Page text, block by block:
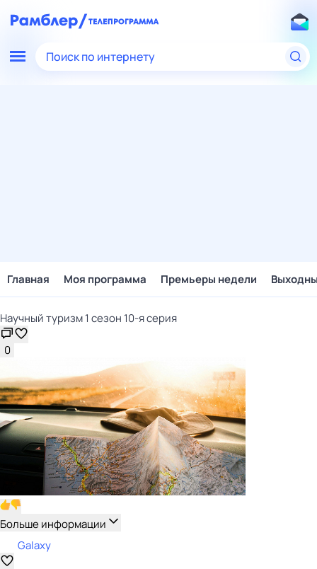
Поиск по интернету
Главная Моя программа Премьеры недели
Научный туризм 1 сезон 10-я серия
0
Больше информации
Galaxy